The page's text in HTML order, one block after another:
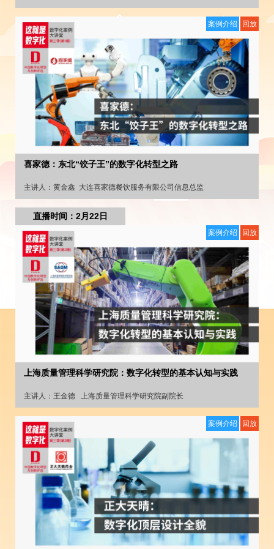
喜家德：东北“饺子王”的数字化转型之路
主讲人： 黄金鑫 大连喜家德餐饮服务有限公司信息总监
案例介绍 回放
直播时间：2月22日
上海质量管理科学研究院：数字化转型的基本认知与实践
主讲人： 王金德 上海质量管理科学研究院副院长
案例介绍 回放
案例介绍 回放